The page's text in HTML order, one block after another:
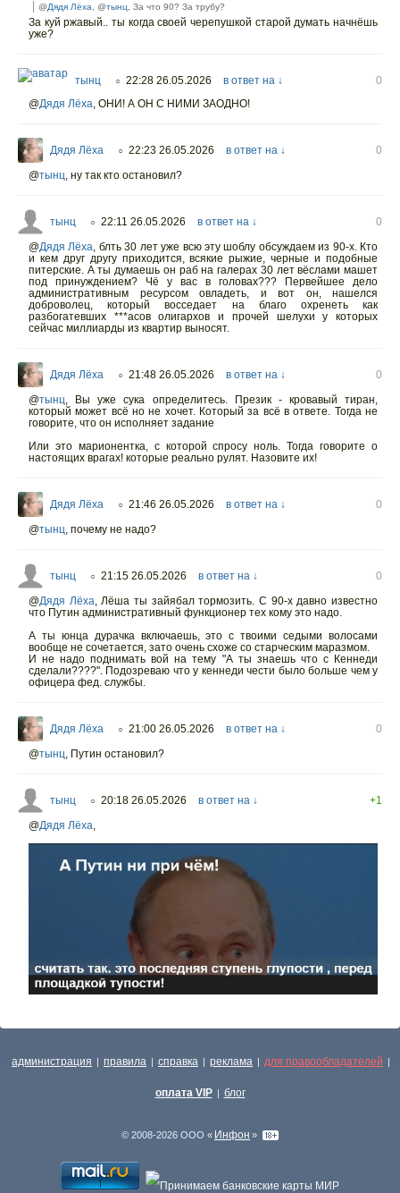
@Дядя Лёха , @тынц , За что 90? За трубу?
За куй ржавый.. ты когда своей черепушкой старой думать начнёшь
уже?
тынц ○ 22:28 26.05.2026 в ответ на ↓
0
@Дядя Лёха ОНИ! А ОН С НИМИ ЗАОДНО!
Дядя Лёха ○ 22:23 26.05.2026 в ответ на ↓
0
@тынц ну так кто остановил?
тынц ○ 22:11 26.05.2026 в ответ на ↓
0
@Дядя Лёха блть 30 лет уже всю эту шоблу обсуждаем из 90-х. Кто
и кем друг другу приходится, всякие рыжие, черные и подобные
питерские. А ты думаешь он раб на галерах 30 лет вёслами машет
под принуждением? Чё у вас в головах??? Первейшее дело
административным ресурсом овладеть, и вот он, нашелся
доброволец, который восседает на благо охренеть как
разбогатевших ***асов олигархов и прочей шелухи у которых
сейчас миллиарды из квартир выносят.
Дядя Лёха ○ 21:48 26.05.2026 в ответ на ↓
0
@тынц
Вы уже сука определитесь. Презик - кровавый тиран,
который может всё но не хочет. Который за всё в ответе. Тогда не
говорите, что он исполняет задание
Или это марионентка, с которой спросу ноль. Тогда говорите о
настоящих врагах! которые реально рулят. Назовите их!
Дядя Лёха ○ 21:46 26.05.2026 в ответ на ↓
0
@тынц почему не надо?
тынц ○ 21:15 26.05.2026 в ответ на ↓
0
@Дядя Лёха
Лёша ты зайябал тормозить. С 90-х давно известно
что Путин административный функционер тех кому это надо.
А ты юнца дурачка включаешь, это с твоими седыми волосами
вообще не сочетается, зато очень схоже со старческим маразмом.
И не надо поднимать вой на тему "А ты знаешь что с Кеннеди
сделали????". Подозреваю что у кеннеди чести было больше чем у
офицера фед. службы.
Дядя Лёха ○ 21:00 26.05.2026 в ответ на ↓
0
@тынц Путин остановил?
тынц ○ 20:18 26.05.2026 в ответ на ↓
+1
@Дядя Лёха
администрация | правила | справка | реклама | для правообладателей |
оплата VIP | блог
© 2008-2026 ООО « Инфон »